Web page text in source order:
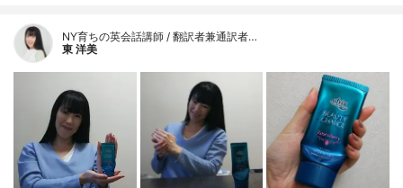
NY育ちの英会話講師 / 翻訳者兼通訳者…
東 洋美